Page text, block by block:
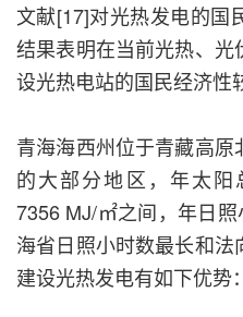
文献[17]对光热发电的国
结果表明在当前光热、
设光热电站的国民经济性
青海海西州位于青藏高
的大部分地区，年太阳
7356 MJ/㎡之间，年日
海省日照小时数最长和
建设光热发电有如下优势：